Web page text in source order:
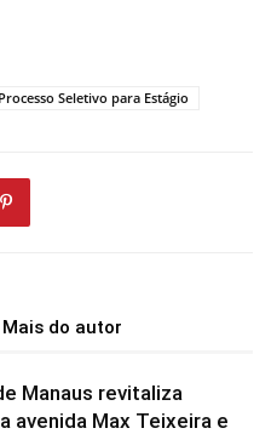
Processo Seletivo para Estágio
Mais do autor
Manaus revitaliza
avenida Max Teixeira e